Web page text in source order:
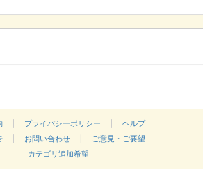
| プライバシーポリシー |
ヘルプ
| お問い合わせ |
ご意見・ご要望
カテゴリ追加希望